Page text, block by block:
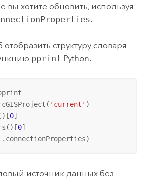
вы хотите обновить, используя
.
структуру словаря –
pprint Python.
'current' )
0]
0]
источник данных без